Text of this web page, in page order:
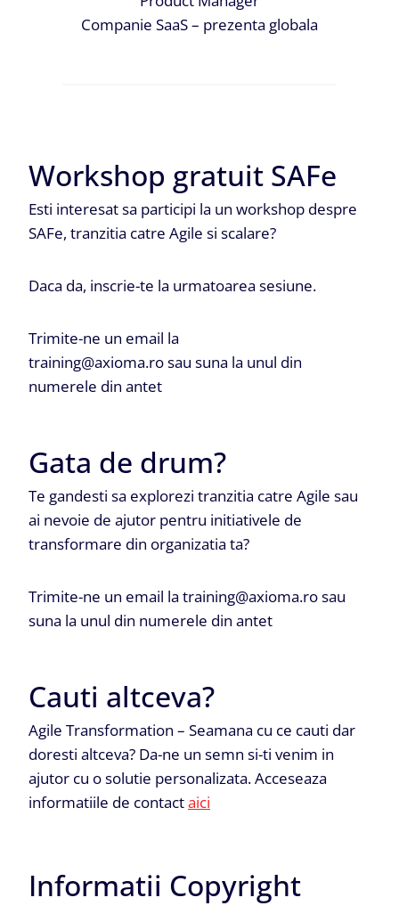
Companie SaaS – prezenta globala
Workshop gratuit SAFe
Esti interesat sa participi la un workshop despre
SAFe, tranzitia catre Agile si scalare?
Daca da, inscrie-te la urmatoarea sesiune.
Trimite-ne un email la
training@axioma.ro sau suna la unul din
numerele din antet
Gata de drum?
Te gandesti sa explorezi tranzitia catre Agile sau
ai nevoie de ajutor pentru initiativele de
transformare din organizatia ta?
Trimite-ne un email la training@axioma.ro sau
suna la unul din numerele din antet
Cauti altceva?
Agile Transformation – Seamana cu ce cauti dar
doresti altceva? Da-ne un semn si-ti venim in
ajutor cu o solutie personalizata. Acceseaza
informatiile de contactaici
Informatii Copyright